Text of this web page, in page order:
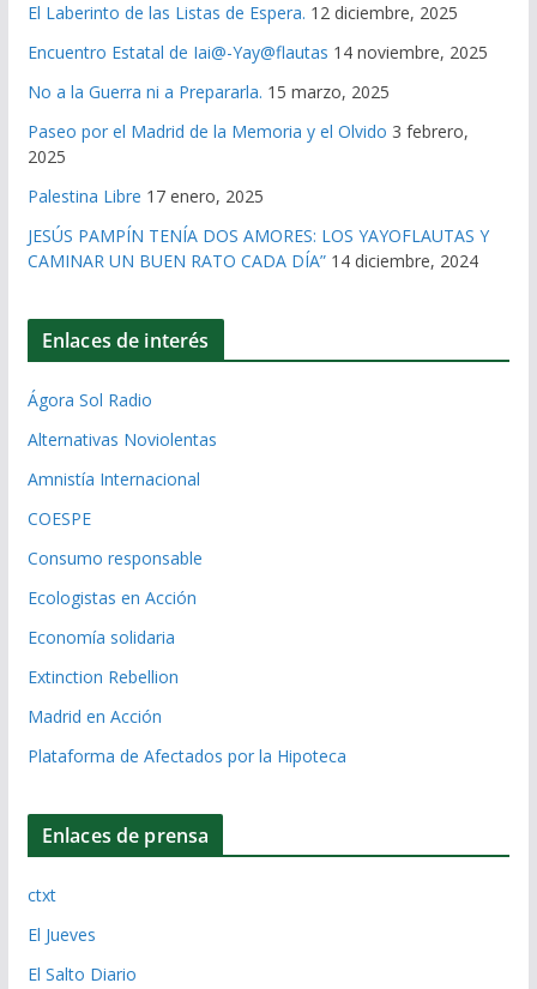
El Laberinto de las Listas de Espera. 12 diciembre, 2025
Encuentro Estatal de Iai@-Yay@flautas 14 noviembre, 2025
No a la Guerra ni a Prepararla. 15 marzo, 2025
Paseo por el Madrid de la Memoria y el Olvido 3 febrero,
2025
Palestina Libre 17 enero, 2025
JESÚS PAMPÍN TENÍA DOS AMORES: LOS YAYOFLAUTAS Y
CAMINAR UN BUEN RATO CADA DÍA” 14 diciembre, 2024
Enlaces de interés
Ágora Sol Radio
Alternativas Noviolentas
Amnistía Internacional
COESPE
Consumo responsable
Ecologistas en Acción
Economía solidaria
Extinction Rebellion
Madrid en Acción
Plataforma de Afectados por la Hipoteca
Enlaces de prensa
ctxt
El Jueves
El Salto Diario